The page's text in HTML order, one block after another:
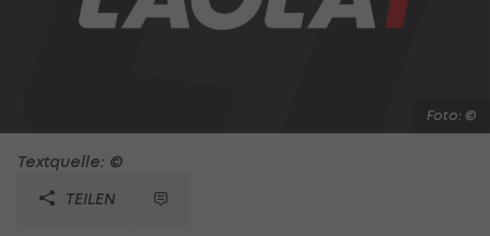
Foto: ©
Textquelle: ©
TEILEN